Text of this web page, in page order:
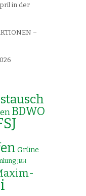
in der
–
BDWO
Grüne
JBH